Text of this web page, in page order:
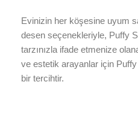
Evinizin her köşesine uyum
desen seçenekleriyle, Puffy
tarzınızla ifade etmenize
ve estetik arayanlar için
bir tercihtir.